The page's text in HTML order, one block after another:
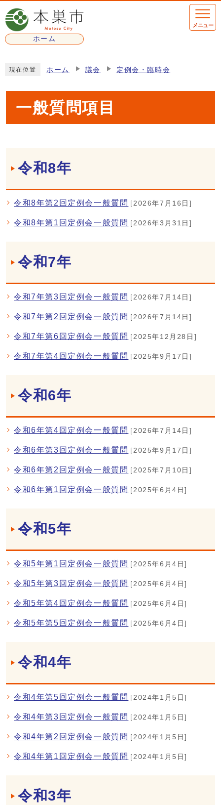
ページの先頭です
ホーム
メニュー
現在位置 ホーム 議会 定例会・臨時会
一般質問項目
メインメニュー
令和8年
令和8年第2回定例会一般質問 [2026年7月16日]
令和8年第1回定例会一般質問 [2026年3月31日]
令和7年
令和7年第3回定例会一般質問 [2026年7月14日]
令和7年第2回定例会一般質問 [2026年7月14日]
令和7年第6回定例会一般質問 [2025年12月28日]
令和7年第4回定例会一般質問 [2025年9月17日]
令和6年
令和6年第4回定例会一般質問 [2026年7月14日]
令和6年第3回定例会一般質問 [2025年9月17日]
令和6年第2回定例会一般質問 [2025年7月10日]
令和6年第1回定例会一般質問 [2025年6月4日]
令和5年
令和5年第1回定例会一般質問 [2025年6月4日]
令和5年第3回定例会一般質問 [2025年6月4日]
令和5年第4回定例会一般質問 [2025年6月4日]
令和5年第5回定例会一般質問 [2025年6月4日]
令和4年
令和4年第5回定例会一般質問 [2024年1月5日]
令和4年第3回定例会一般質問 [2024年1月5日]
令和4年第2回定例会一般質問 [2024年1月5日]
令和4年第1回定例会一般質問 [2024年1月5日]
令和3年